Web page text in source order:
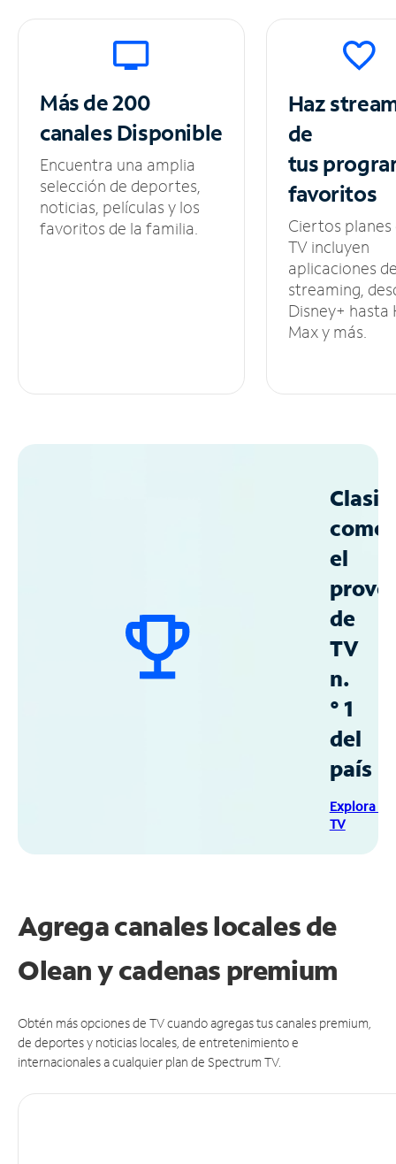
Más de 200
canalesDisponible
Encuentra una amplia
selección de deportes,
noticias, películas y los
favoritos de la familia.
Haz
de
tus
favoritos
Ciertos planes
TV incluyen
aplicaciones
streaming,
Disney+ hasta
Max y más.
como
el
de
TV
n.
° 1
del
país
Explora
TV
Agrega canales locales de
Olean y cadenas premium
Obtén más opciones de TV cuando agregas tus canales premium,
de deportes y noticias locales, de entretenimiento e
internacionales a cualquier plan de Spectrum TV.